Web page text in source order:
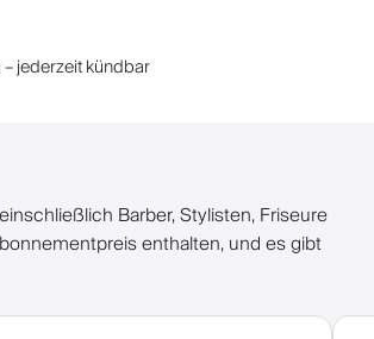
– jederzeit kündbar
Barber, Stylisten, Friseure
enthalten, und es gibt